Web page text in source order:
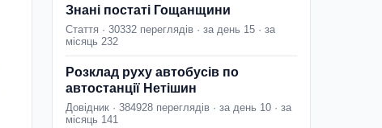
Знані постаті Гощанщини
Стаття · 30332 переглядів · за день 15 · за
місяць 232
Розклад руху автобусів по
автостанції Нетішин
Довідник · 384928 переглядів · за день 10 · за
місяць 141